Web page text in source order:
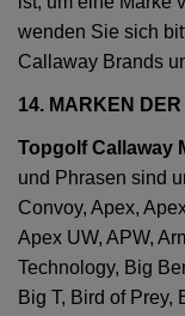
wenden Sie sich
Callaway Brands
14. MARKEN
Topgolf Callaway
und Phrasen sind
Convoy, Apex,
Apex UW, APW,
Technology, Big
Big T, Bird of Prey,